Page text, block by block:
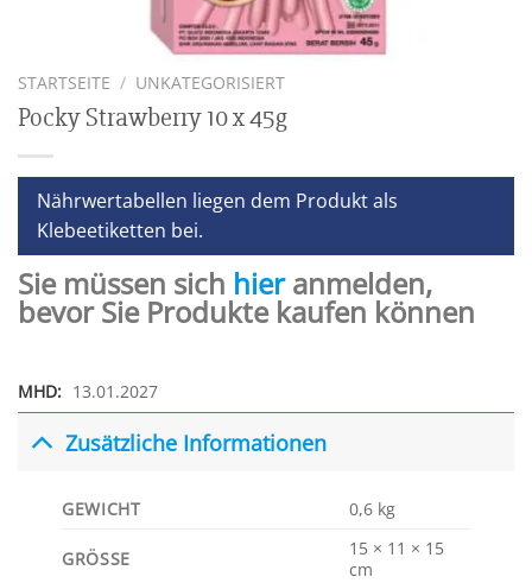
STARTSEITE / UNKATEGORISIERT
Pocky Strawberry 10 x 45g
Nährwertabellen liegen dem Produkt als
Klebeetiketten bei.
Sie müssen sich hieranmelden,
bevor Sie Produkte kaufen können
MHD: 13.01.2027
Zusätzliche Informationen
GEWICHT 0,6 kg
GRÖSSE
15 × 11 × 15
cm